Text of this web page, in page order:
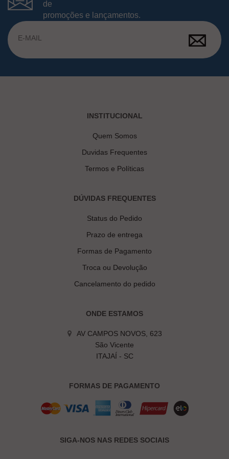
de
promoções e lançamentos.
INSTITUCIONAL
Quem Somos
Duvidas Frequentes
Termos e Políticas
DÚVIDAS FREQUENTES
Status do Pedido
Prazo de entrega
Formas de Pagamento
Troca ou Devolução
Cancelamento do pedido
ONDE ESTAMOS
AV CAMPOS NOVOS, 623
São Vicente
ITAJAÍ - SC
FORMAS DE PAGAMENTO
SIGA-NOS NAS REDES SOCIAIS